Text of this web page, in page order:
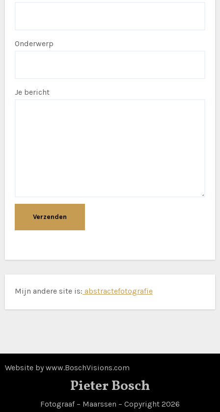
Onderwerp
Je bericht
Mijn andere site is: abstractefotografie
Website by www.BoschVisions.com
Pieter Bosch
Fotograaf – Maarssen – Copyright 2026